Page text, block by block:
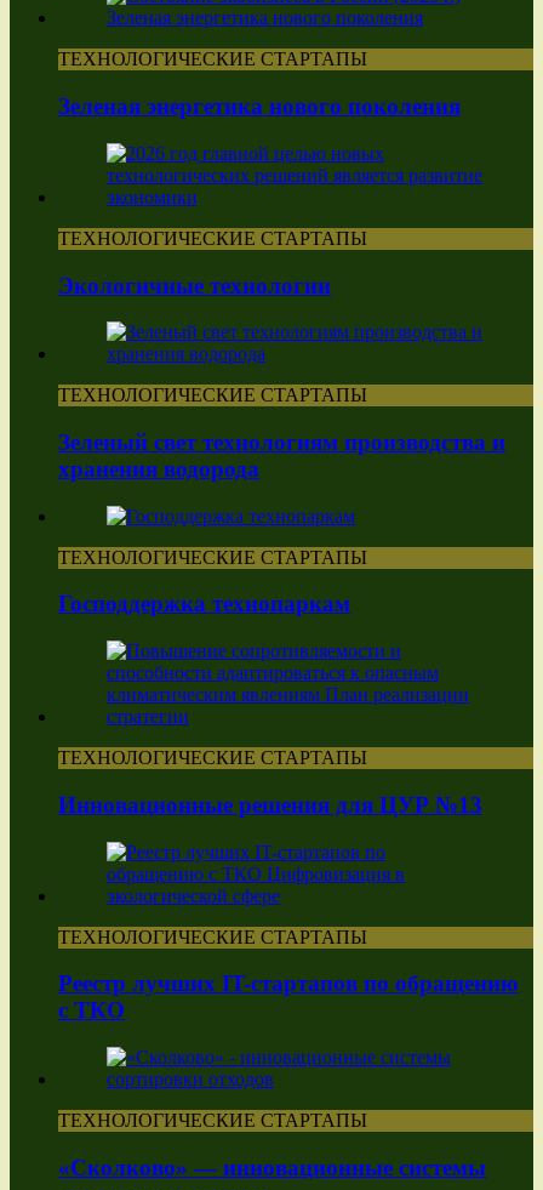
ТЕХНОЛОГИЧЕСКИЕ СТАРТАПЫ
Зеленая энергетика нового поколения
ТЕХНОЛОГИЧЕСКИЕ СТАРТАПЫ
Экологичные технологии
ТЕХНОЛОГИЧЕСКИЕ СТАРТАПЫ
Зеленый свет технологиям производства и
хранения водорода
ТЕХНОЛОГИЧЕСКИЕ СТАРТАПЫ
Господдержка технопаркам
ТЕХНОЛОГИЧЕСКИЕ СТАРТАПЫ
Инновационные решения для ЦУР №13
ТЕХНОЛОГИЧЕСКИЕ СТАРТАПЫ
Реестр лучших IT-стартапов по обращению
с ТКО
ТЕХНОЛОГИЧЕСКИЕ СТАРТАПЫ
«Сколково» — инновационные системы